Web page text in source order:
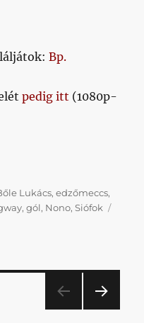
Bp.
pedig itt (1080p-
a teljes
Lukács,edzőmeccs,
,gól, Nono,Siófok